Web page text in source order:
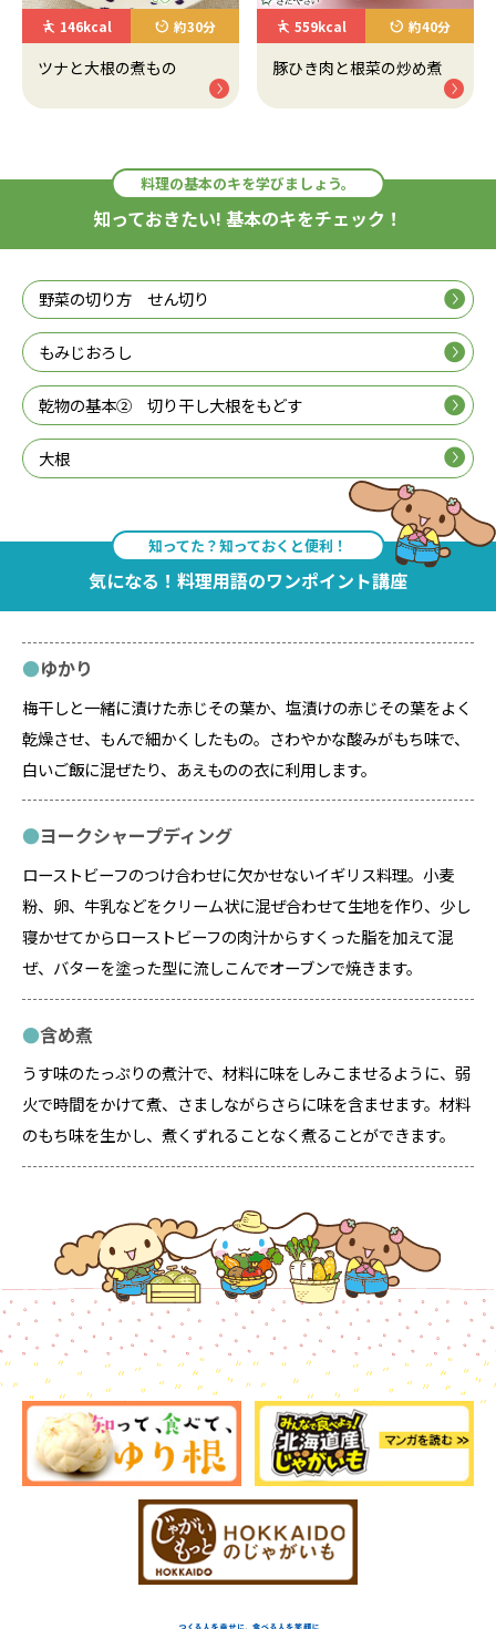
146kcal 約30分
ツナと大根の煮もの
559kcal 約40分
豚ひき肉と根菜の炒め煮
料理の基本のキを学びましょう。
知っておきたい! 基本のキをチェック！
野菜の切り方 せん切り
もみじおろし
乾物の基本② 切り干し大根をもどす
大根
知ってた？知っておくと便利！
気になる！料理用語のワンポイント講座
ゆかり
梅干しと一緒に漬けた赤じその葉か、塩漬けの赤じその葉をよく
乾燥させ、もんで細かくしたもの。さわやかな酸みがもち味で、
白いご飯に混ぜたり、あえものの衣に利用します。
ヨークシャープディング
ローストビーフのつけ合わせに欠かせないイギリス料理。小麦
粉、卵、牛乳などをクリーム状に混ぜ合わせて生地を作り、少し
寝かせてからローストビーフの肉汁からすくった脂を加えて混
ぜ、バターを塗った型に流しこんでオーブンで焼きます。
含め煮
うす味のたっぷりの煮汁で、材料に味をしみこませるように、弱
火で時間をかけて煮、さましながらさらに味を含ませます。材料
のもち味を生かし、煮くずれることなく煮ることができます。